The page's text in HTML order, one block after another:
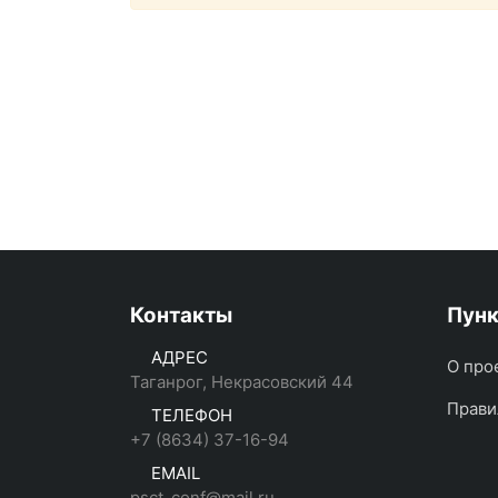
Контакты
АДРЕС
Таганрог, Некрасовский 44
ТЕЛЕФОН
+7 (8634) 37-16-94
EMAIL
О